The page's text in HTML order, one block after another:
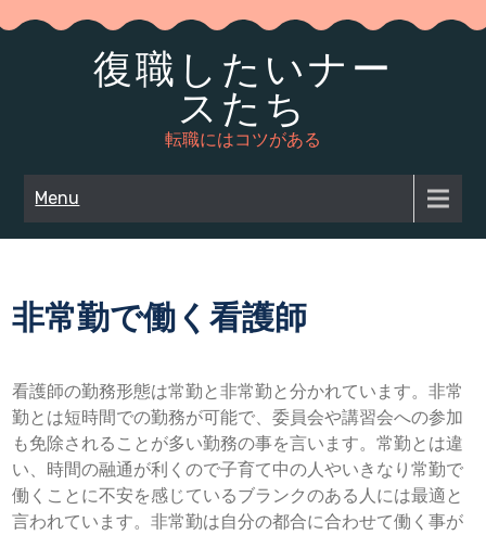
to
復職したいナー
スたち
転職にはコツがある
Menu
非常勤で働く看護師
看護師の勤務形態は常勤と非常勤と分かれています。非常
勤とは短時間での勤務が可能で、委員会や講習会への参加
も免除されることが多い勤務の事を言います。常勤とは違
い、時間の融通が利くので子育て中の人やいきなり常勤で
働くことに不安を感じているブランクのある人には最適と
言われています。非常勤は自分の都合に合わせて働く事が